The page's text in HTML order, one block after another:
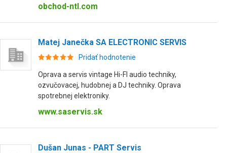
obchod-ntl.com
Matej Janečka SA ELECTRONIC SERVIS
Pridať hodnotenie
Oprava a servis vintage Hi-FI audio techniky,
ozvučovacej, hudobnej a DJ techniky. Oprava
spotrebnej elektroniky.
www.saservis.sk
Dušan Junas - PART Servis